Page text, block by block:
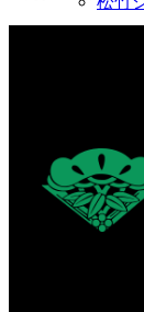
松竹
ゲー
企業情報
会社